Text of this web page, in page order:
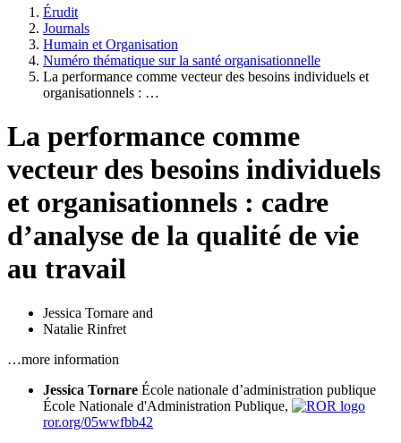
Érudit
Journals
Humain et Organisation
Numéro thématique sur la santé organisationnelle
La performance comme vecteur des besoins individuels et
organisationnels : …
La performance comme
vecteur des besoins individuels
et organisationnels : cadre
d’analyse de la qualité de vie
au travail
Jessica Tornare and
Natalie Rinfret
…more information
Jessica Tornare École nationale d’administration publique
École Nationale d'Administration Publique,
ror.org/05wwfbb42